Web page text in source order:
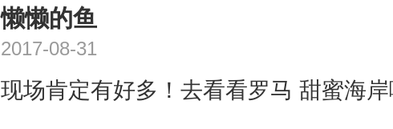
懒懒的鱼
2017-08-31
现场肯定有好多！去看看罗马 甜蜜海